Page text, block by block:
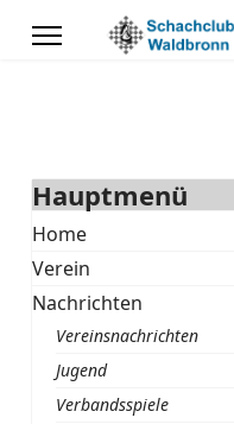
Hauptmenü
Home
Verein
Nachrichten
Vereinsnachrichten
Jugend
Verbandsspiele